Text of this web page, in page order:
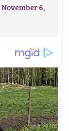
November 6,